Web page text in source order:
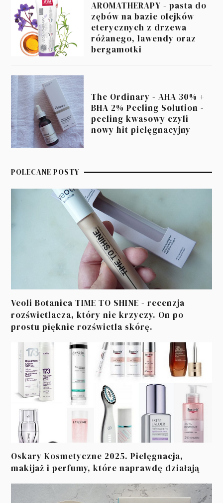
AROMATHERAPY - pasta do
zębów na bazie olejków
eterycznych z drzewa
różanego, lawendy oraz
bergamotki
The Ordinary - AHA 30% +
BHA 2% Peeling Solution -
peeling kwasowy czyli
nowy hit pielęgnacyjny
POLECANE POSTY
Veoli Botanica TIME TO SHINE - recenzja
rozświetlacza, który nie krzyczy. On po
prostu pięknie rozświetla skórę.
Oskary Kosmetyczne 2025. Pielęgnacja,
makijaż i perfumy, które naprawdę działają